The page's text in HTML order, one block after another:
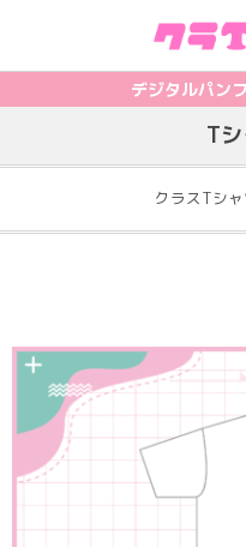
デジタルパン
T
クラスTシャ
初めての方
キャンセル・変更について
利用規約
カテゴリ一
ゲーム
パロディ
特集記事
【最新】流行りの背ネーム特集
【インスタ映え】おすすめクラT集
おしゃれデザインクラスTシャツ
かわいいクラスTシャツ
おもしろクラスTシャツ
プリント
昇華プリントについて
全面プリントクラスTシャツ